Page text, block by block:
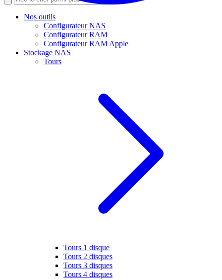
Nos outils
Configurateur NAS
Configurateur RAM
Configurateur RAM Apple
Stockage NAS
Tours
Tours 1 disque
Tours 2 disques
Tours 3 disques
Tours 4 disques